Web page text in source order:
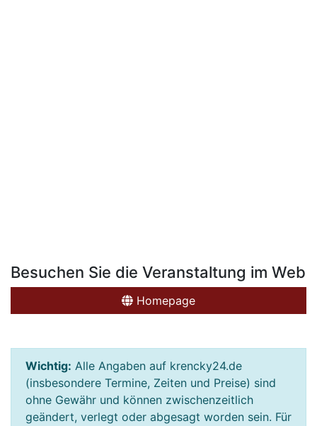
Besuchen Sie die Veranstaltung im Web
Homepage
Wichtig: Alle Angaben auf krencky24.de
(insbesondere Termine, Zeiten und Preise) sind
ohne Gewähr und können zwischenzeitlich
geändert, verlegt oder abgesagt worden sein. Für